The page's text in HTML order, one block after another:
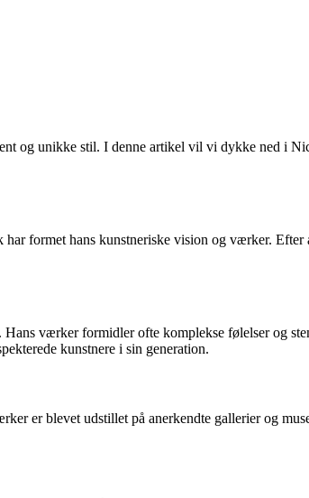
og unikke stil. I denne artikel vil vi dykke ned i
formet hans kunstneriske vision og værker. Efter
værker formidler ofte komplekse følelser og
kunstnere i sin generation.
er blevet udstillet på anerkendte gallerier og